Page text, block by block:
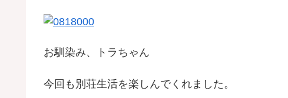
お馴染み、トラちゃん
今回も別荘生活を楽しんでくれました。